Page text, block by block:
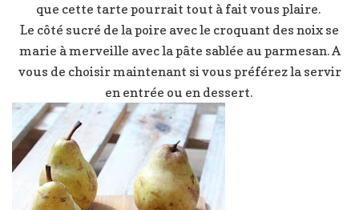
que cette tarte pourrait tout à fait vous plaire.
Le côté sucré de la poire avec le croquant des noix se
marie à merveille avec la pâte sablée au parmesan. A
vous de choisir maintenant si vous préférez la servir
en entrée ou en dessert.